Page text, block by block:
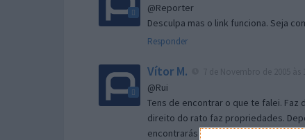
@Reporter
Desculpa mas o link funciona. Seja
Responder
Vítor M.
@Rui
Tens de encontrar o que te falei. Faz
direito do rato faz propriedades.
encontrarás no separador geral a